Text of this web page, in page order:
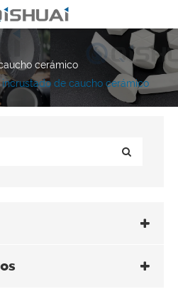
cerámico
de caucho cerámico